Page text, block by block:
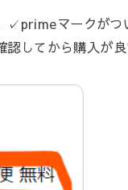
マークがつ
してから購入が良